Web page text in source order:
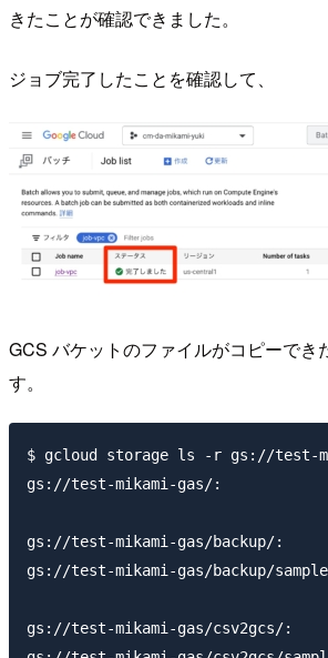
きたことが確認できました。
ジョブ完了したことを確認して、
GCS バケットのファイルがコピーでき
す。
$ gcloud storage ls -r gs://test-
gs://test-mikami-gas/:
gs://test-mikami-gas/backup/:
gs://test-mikami-gas/backup/
gs://test-mikami-gas/csv2gcs/: